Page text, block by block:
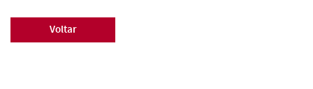
Voltar